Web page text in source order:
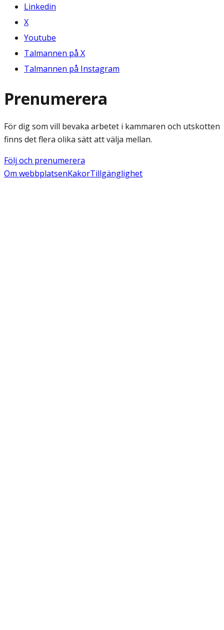
Linkedin
X
Youtube
Talmannen på X
Talmannen på Instagram
Prenumerera
För dig som vill bevaka arbetet i kammaren och utskotten
finns det flera olika sätt att välja mellan.
Följ och prenumerera
Om webbplatsenKakorTillgänglighet